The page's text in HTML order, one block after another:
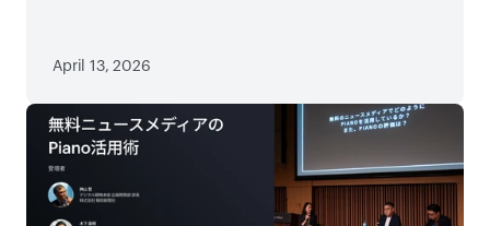
April 13, 2026